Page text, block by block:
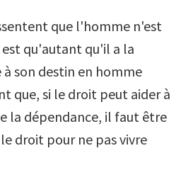
que l'homme n'est
qu'autant qu'il a la
son destin en homme
que, si le droit peut aider à
la dépendance, il faut être
droit pour ne pas vivre